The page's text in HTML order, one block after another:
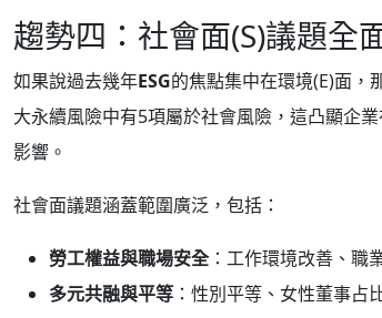
趨勢四：社會面(S)議題全
如果說過去幾年ESG的焦點集中在環境(E)面，
大永續風險中有5項屬於社會風險，這凸顯企
影響。
社會面議題涵蓋範圍廣泛，包括：
勞工權益與職場安全：工作環境改善、職
多元共融與平等 ：性別平等、女性董事占